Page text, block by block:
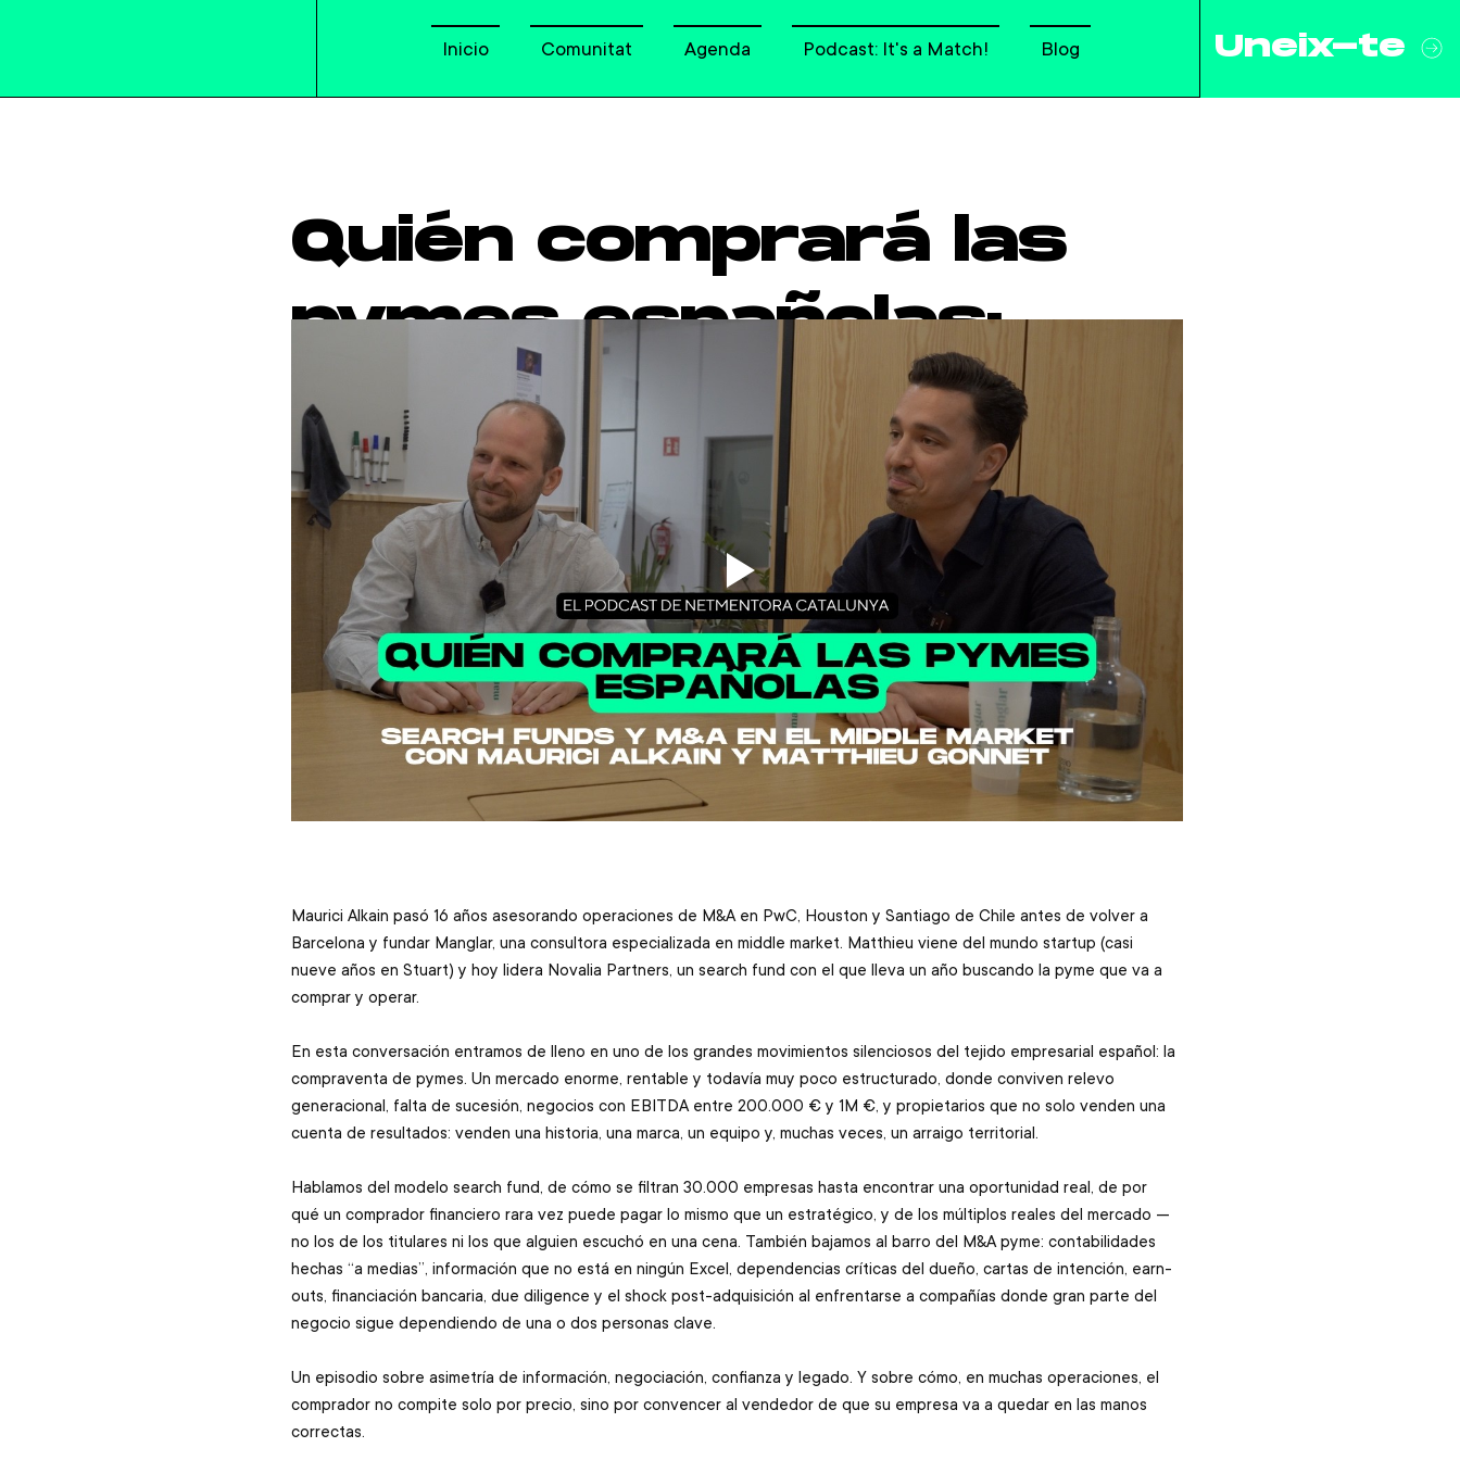
Uneix-te
Inicio Comunitat Agenda Podcast: It's a Match! Blog
Quién comprará las
pymes españolas:
search funds y M&A
Maurici Alkain pasó 16 años asesorando operaciones de M&A en PwC, Houston y Santiago de Chile antes de volver a
Barcelona y fundar Manglar, una consultora especializada en middle market. Matthieu viene del mundo startup (casi
nueve años en Stuart) y hoy lidera Novalia Partners, un search fund con el que lleva un año buscando la pyme que va a
comprar y operar.
En esta conversación entramos de lleno en uno de los grandes movimientos silenciosos del tejido empresarial español: la
compraventa de pymes. Un mercado enorme, rentable y todavía muy poco estructurado, donde conviven relevo
generacional, falta de sucesión, negocios con EBITDA entre 200.000 € y 1M €, y propietarios que no solo venden una
cuenta de resultados: venden una historia, una marca, un equipo y, muchas veces, un arraigo territorial.
Hablamos del modelo search fund, de cómo se filtran 30.000 empresas hasta encontrar una oportunidad real, de por
qué un comprador financiero rara vez puede pagar lo mismo que un estratégico, y de los múltiplos reales del mercado —
no los de los titulares ni los que alguien escuchó en una cena. También bajamos al barro del M&A pyme: contabilidades
hechas “a medias”, información que no está en ningún Excel, dependencias críticas del dueño, cartas de intención, earn-
outs, financiación bancaria, due diligence y el shock post-adquisición al enfrentarse a compañías donde gran parte del
negocio sigue dependiendo de una o dos personas clave.
Un episodio sobre asimetría de información, negociación, confianza y legado. Y sobre cómo, en muchas operaciones, el
comprador no compite solo por precio, sino por convencer al vendedor de que su empresa va a quedar en las manos
correctas.